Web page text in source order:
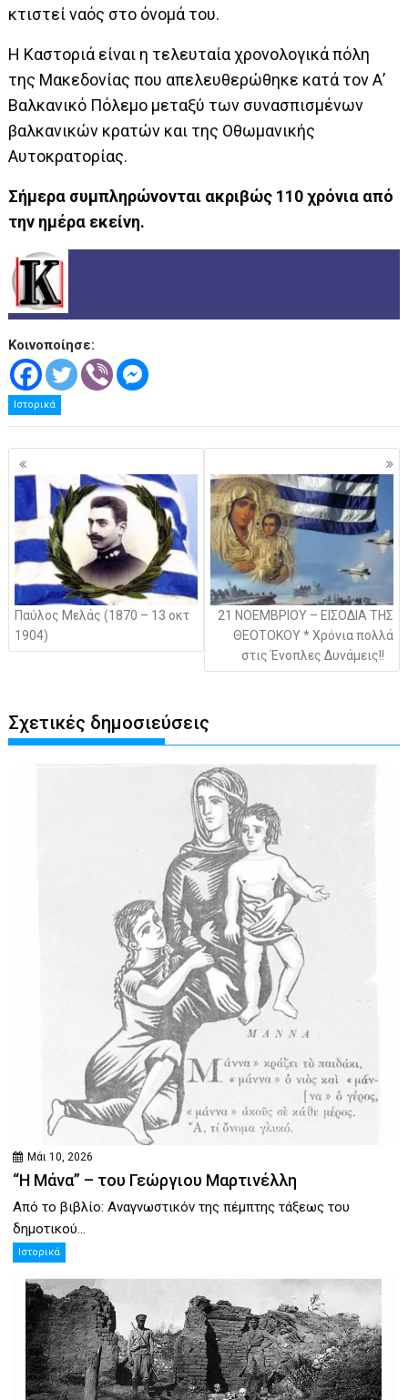
κτιστεί ναός στο όνομά του.
Η Καστοριά είναι η τελευταία χρονολογικά πόλη
της Μακεδονίας που απελευθερώθηκε κατά τον Α’
Βαλκανικό Πόλεμο μεταξύ των συνασπισμένων
βαλκανικών κρατών και της Οθωμανικής
Αυτοκρατορίας.
Σήμερα συμπληρώνονται ακριβώς 110 χρόνια από
την ημέρα εκείνη.
Κοινοποίησε:
Ιστορικά
Πλοήγηση
άρθρων
Παύλος Μελάς (1870 – 13 οκτ
1904)
21 ΝΟΕΜΒΡΙΟΥ – ΕΙΣΟΔΙΑ ΤΗΣ
ΘΕΟΤΟΚΟΥ * Χρόνια πολλά
στις Ένοπλες Δυνάμεις!!
Σχετικές δημοσιεύσεις
Μάι 10, 2026
“Η Μάνα” – του Γεώργιου Μαρτινέλλη
Από το βιβλίο: Αναγνωστικόν της πέμπτης τάξεως του
δημοτικού...
Ιστορικά